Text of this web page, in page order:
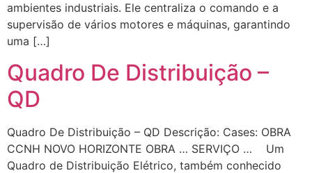
ambientes industriais. Ele centraliza o comando e a
supervisão de vários motores e máquinas, garantindo
uma […]
Quadro De Distribuição –
QD
Quadro De Distribuição – QD Descrição: Cases: OBRA
CCNH NOVO HORIZONTE OBRA … SERVIÇO … Um
Quadro de Distribuição Elétrico, também conhecido